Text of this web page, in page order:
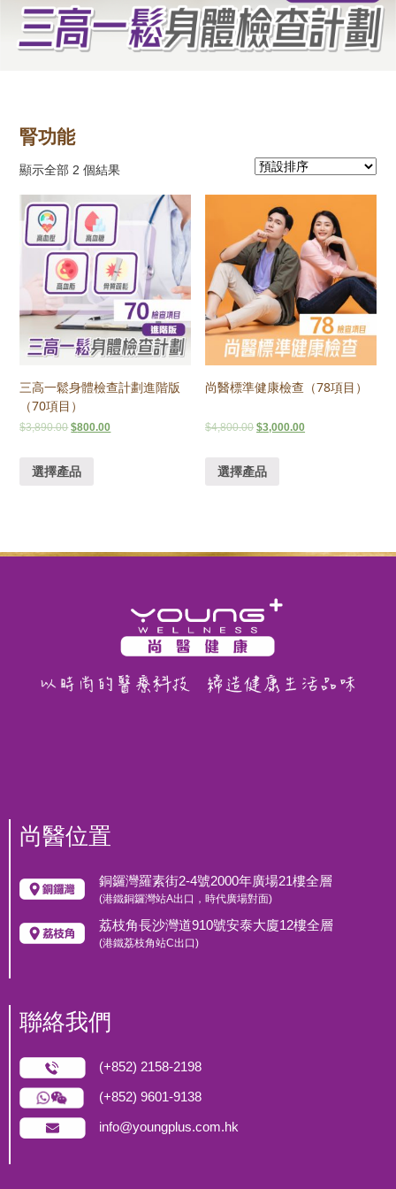
腎功能
顯示全部 2 個結果
三高一鬆身體檢查計劃進階版
（70項目）
$3,890.00 $800.00
選擇產品
尚醫標準健康檢查（78項目）
$4,800.00 $3,000.00
選擇產品
尚醫位置
銅鑼灣羅素街2-4號2000年廣場21樓全層
(港鐵銅鑼灣站A出口，時代廣場對面)
荔枝角長沙灣道910號安泰大廈12樓全層
(港鐵荔枝角站C出口)
聯絡我們
(+852) 2158-2198
(+852) 9601-9138
info@youngplus.com.hk